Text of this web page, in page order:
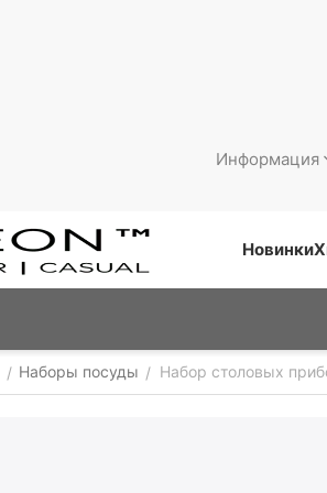
Информация
Новинки
/ Наборы посуды / Набор столовых